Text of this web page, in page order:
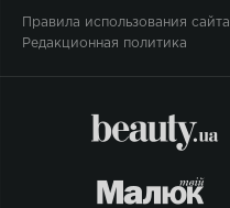
Правила использования сайта
Редакционная политика